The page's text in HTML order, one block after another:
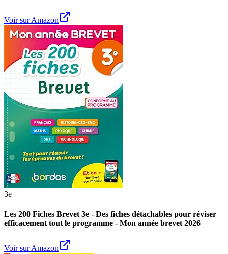
Voir sur Amazon
3e
Les 200 Fiches Brevet 3e - Des fiches détachables pour réviser
efficacement tout le programme - Mon année brevet 2026
Voir sur Amazon